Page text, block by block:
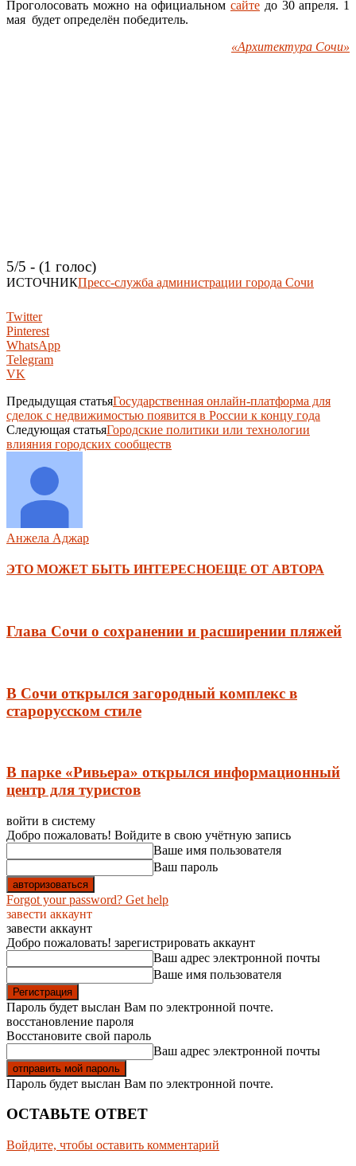
Проголосовать можно на официальном сайте до 30 апреля. 1
мая будет определён победитель.
«Архитектура Сочи»
5/5 - (1 голос)
ИСТОЧНИКПресс-служба администрации города Сочи
Twitter
Pinterest
WhatsApp
Telegram
VK
Предыдущая статьяГосударственная онлайн-платформа для
сделок с недвижимостью появится в России к концу года
Следующая статьяГородские политики или технологии
влияния городских сообществ
Анжела Аджар
ЭТО МОЖЕТ БЫТЬ ИНТЕРЕСНОЕЩЕ ОТ АВТОРА
Глава Сочи о сохранении и расширении пляжей
В Сочи открылся загородный комплекс в
старорусском стиле
В парке «Ривьера» открылся информационный
центр для туристов
войти в систему
Добро пожаловать! Войдите в свою учётную запись
Ваше имя пользователя
Ваш пароль
Forgot your password? Get help
завести аккаунт
завести аккаунт
Добро пожаловать! зарегистрировать аккаунт
Ваш адрес электронной почты
Ваше имя пользователя
Пароль будет выслан Вам по электронной почте.
восстановление пароля
Восстановите свой пароль
Ваш адрес электронной почты
Пароль будет выслан Вам по электронной почте.
ОСТАВЬТЕ ОТВЕТ
Войдите, чтобы оставить комментарий